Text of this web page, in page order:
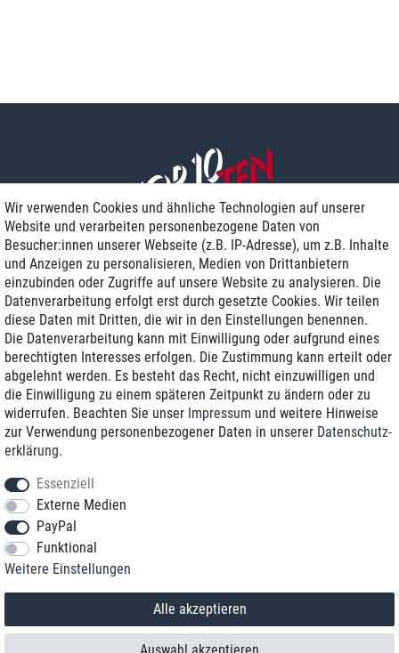
Zustellung am nächsten Werktag
Günstiger Versand
Generalüberholt mit Garantie
+49 8989 96160*
*Sie erreichen uns zum Ortstarif von Montag bis Freitag von 9 Uhr - 18 Uhr.
© 2018 TOP TEN Computervertrieb GmbH
Wir verwenden Cookies und ähnliche Technologien auf unserer
Website und verarbeiten personenbezogene Daten von
Besucher:innen unserer Webseite (z.B. IP-Adresse), um z.B. Inhalte
und Anzeigen zu personalisieren, Medien von Drittanbietern
einzubinden oder Zugriffe auf unsere Website zu analysieren. Die
Datenverarbeitung erfolgt erst durch gesetzte Cookies. Wir teilen
diese Daten mit Dritten, die wir in den Einstellungen benennen.
Die Datenverarbeitung kann mit Einwilligung oder aufgrund eines
berechtigten Interesses erfolgen. Die Zustimmung kann erteilt oder
abgelehnt werden. Es besteht das Recht, nicht einzuwilligen und
die Einwilligung zu einem späteren Zeitpunkt zu ändern oder zu
widerrufen. Beachten Sie unser Impressum und weitere Hinweise
zur Verwendung personenbezogener Daten in unserer Daten­schutz­
erklärung.
Essenziell
Externe Medien
PayPal
Funktional
Weitere Einstellungen
Alle akzeptieren